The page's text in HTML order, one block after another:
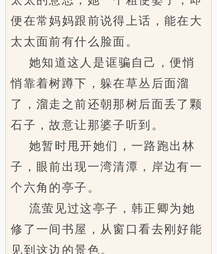
便在常妈妈跟前说得上话，能在大
太太面前有什么脸面。
她知道这人是诓骗自己，便悄
悄靠着树蹲下，躲在草丛后面溜
了，溜走之前还朝那树后面丢了颗
石子，故意让那婆子听到。
她暂时甩开她们，一路跑出林
子，眼前出现一湾清潭，岸边有一
个六角的亭子。
流萤见过这亭子，韩正卿为她
修了一间书屋，从窗口看去刚好能
见到这边的景色。